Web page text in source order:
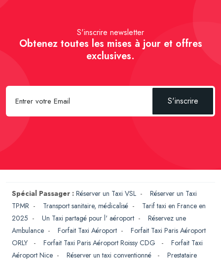
S'inscrire newsletter
Obtenez toutes les mises à jour et offres
exclusives.
S'inscrire
Spécial Passager : Réserver un Taxi VSL - Réserver un Taxi
TPMR - Transport sanitaire, médicalisé - Tarif taxi en France en
2025 - Un Taxi partagé pour l' aéroport - Réservez une
Ambulance - Forfait Taxi Aéroport - Forfait Taxi Paris Aéroport
ORLY
- Forfait Taxi Paris Aéroport Roissy CDG - Forfait Taxi
Aéroport Nice - Réserver un taxi conventionné - Prestataire